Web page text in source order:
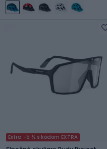
Extra -5 % s kódom EXTRA